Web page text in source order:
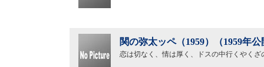
関の弥太ッペ（1959）（1959年公
恋は切なく、情は厚く、ドスの中行くやく